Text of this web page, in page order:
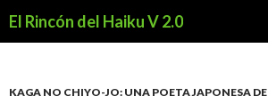
El Rincón del Haiku V 2.0
KAGA NO CHIYO-JO: UNA POETA JAPONESA